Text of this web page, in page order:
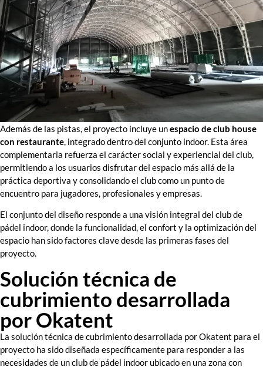
Además de las pistas, el proyecto incluye unespacio de club house
con restaurante, integrado dentro del conjunto indoor. Esta área
complementaria refuerza el carácter social y experiencial del club,
permitiendo a los usuarios disfrutar del espacio más allá de la
práctica deportiva y consolidando el club como un punto de
encuentro para jugadores, profesionales y empresas.
El conjunto del diseño responde a una visión integral del club de
pádel indoor, donde la funcionalidad, el confort y la optimización del
espacio han sido factores clave desde las primeras fases del
proyecto.
Solución técnica de
cubrimiento desarrollada
por Okatent
La solución técnica de cubrimiento desarrollada por Okatent para el
proyecto ha sido diseñada específicamente para responder a las
necesidades de un club de pádel indoor ubicado en una zona con